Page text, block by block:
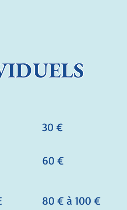
30 €
60 €
80 € à 100 €